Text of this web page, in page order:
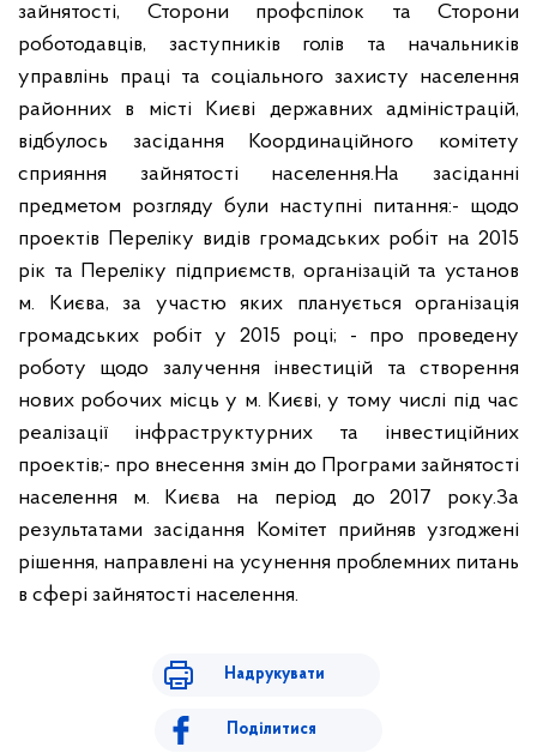
зайнятості, Сторони профспілок та Сторони
роботодавців, заступників голів та начальників
управлінь праці та соціального захисту населення
районних в місті Києві державних адміністрацій,
відбулось засідання Координаційного комітету
сприяння зайнятості населення.На засіданні
предметом розгляду були наступні питання:- щодо
проектів Переліку видів громадських робіт на 2015
рік та Переліку підприємств, організацій та установ
м. Києва, за участю яких планується організація
громадських робіт у 2015 році; - про проведену
роботу щодо залучення інвестицій та створення
нових робочих місць у м. Києві, у тому числі під час
реалізації інфраструктурних та інвестиційних
проектів;- про внесення змін до Програми зайнятості
населення м. Києва на період до 2017 року.За
результатами засідання Комітет прийняв узгоджені
рішення, направлені на усунення проблемних питань
в сфері зайнятості населення.
Надрукувати
Поділитися